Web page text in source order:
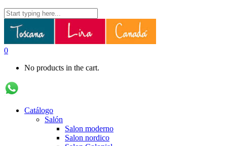
0
No products in the cart.
Catálogo
Salón
Salon moderno
Salon nordico